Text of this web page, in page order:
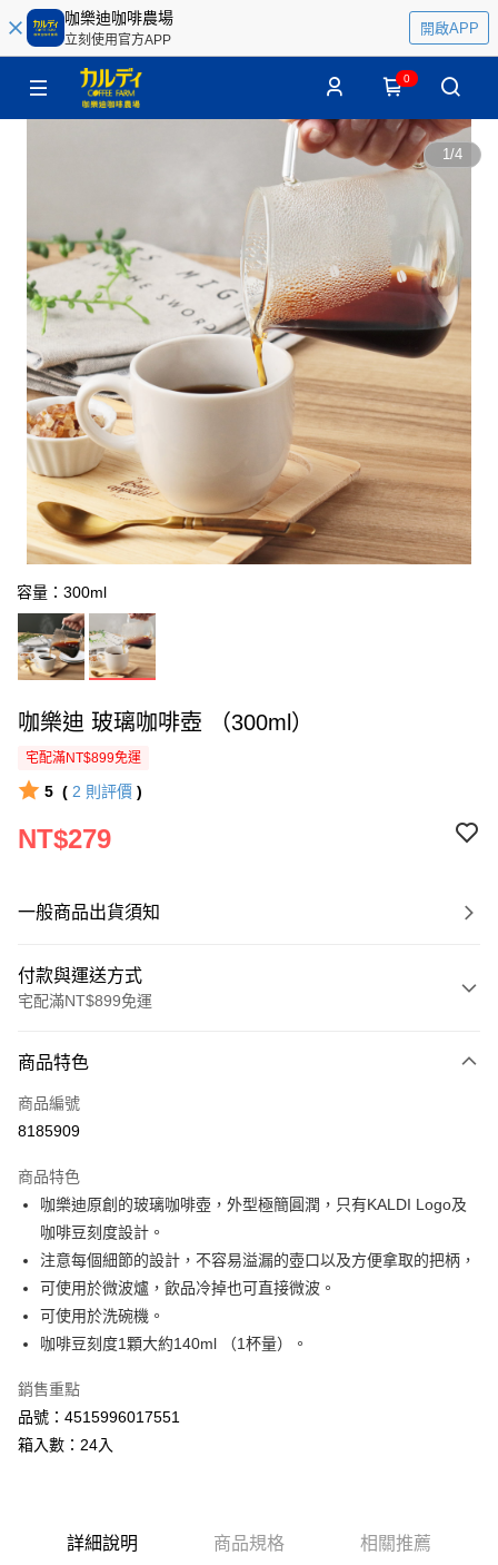
咖樂迪咖啡農場
立刻使用官方APP
開啟APP
0
1/4
容量：300ml
咖樂迪 玻璃咖啡壺 （300ml）
宅配滿NT$899免運
5 ( 2 則評價 )
NT$279
一般商品出貨須知
付款與運送方式
宅配滿NT$899免運
信用卡一次付款
LINE Pay
街口支付
悠遊付
Google Pay
全盈+PAY
相關說明
【關於「AFTEE先享後付」】
AFTEE先享後付是「在收到商品之後才付款」的支付方式。 讓您購物簡單
便利好安心！
【「AFTEE先享後付」結帳流程】
運送方式
商品特色
商品編號
8185909
商品特色
咖樂迪原創的玻璃咖啡壺，外型極簡圓潤，只有KALDI Logo及
咖啡豆刻度設計。
注意每個細節的設計，不容易溢漏的壺口以及方便拿取的把柄，
可使用於微波爐，飲品冷掉也可直接微波。
可使用於洗碗機。
咖啡豆刻度1顆大約140ml （1杯量）。
銷售重點
品號：4515996017551
箱入數：24入
詳細說明 商品規格 相關推薦